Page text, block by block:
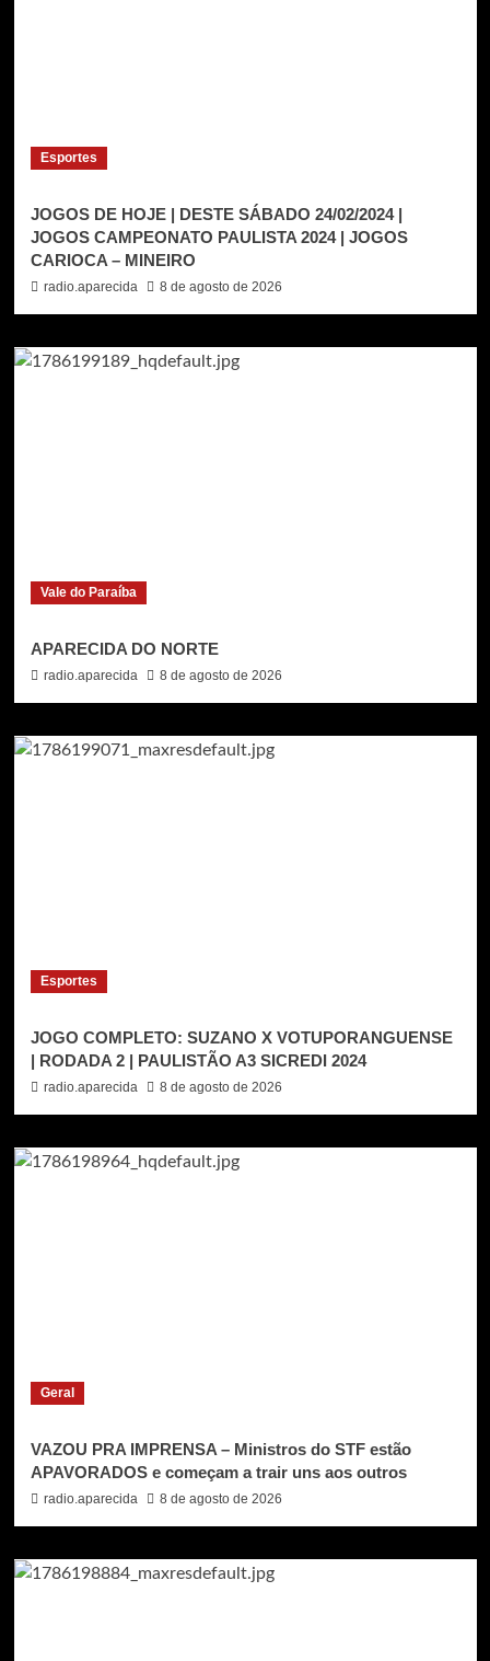
Esportes
JOGOS DE HOJE | DESTE SÁBADO 24/02/2024 |
JOGOS CAMPEONATO PAULISTA 2024 | JOGOS
CARIOCA – MINEIRO
radio.aparecida 8 de agosto de 2026
Vale do Paraíba
APARECIDA DO NORTE
radio.aparecida 8 de agosto de 2026
Esportes
JOGO COMPLETO: SUZANO X VOTUPORANGUENSE
| RODADA 2 | PAULISTÃO A3 SICREDI 2024
radio.aparecida 8 de agosto de 2026
Geral
VAZOU PRA IMPRENSA – Ministros do STF estão
APAVORADOS e começam a trair uns aos outros
radio.aparecida 8 de agosto de 2026